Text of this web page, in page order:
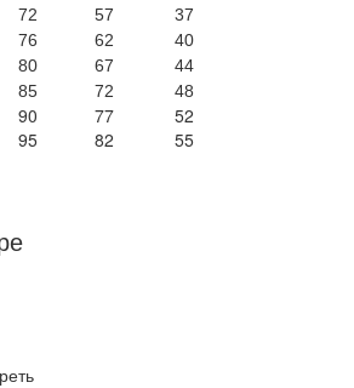
72 57
37
76 62
40
80 67
44
85 72 48
90 77
52
95 82 55